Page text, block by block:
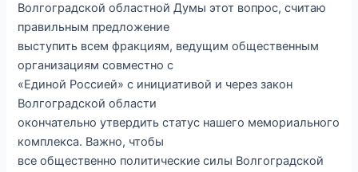
Волгоградской областной Думы этот вопрос, считаю
правильным предложение
выступить всем фракциям, ведущим общественным
организациям совместно с
«Единой Россией» с инициативой и через закон
Волгоградской области
окончательно утвердить статус нашего мемориального
комплекса. Важно, чтобы
все общественно политические силы Волгоградской